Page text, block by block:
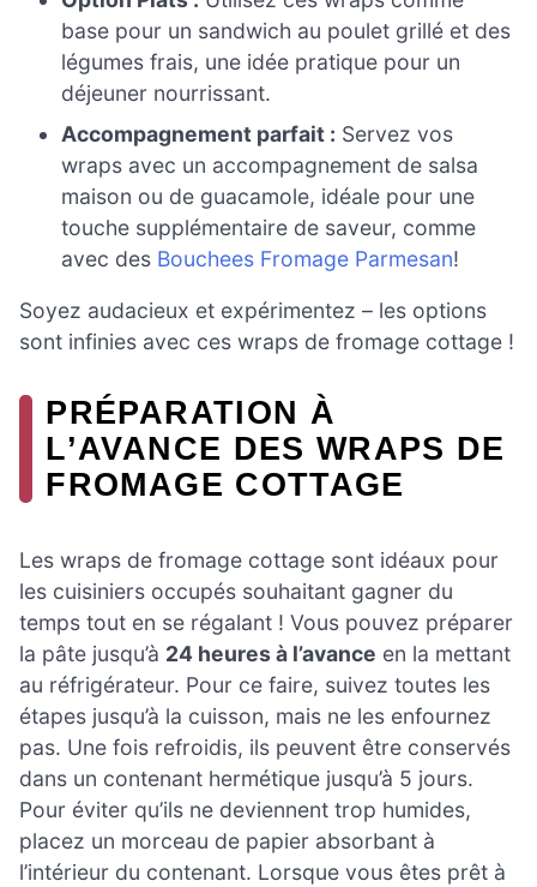
base pour un sandwich au poulet grillé et des
légumes frais, une idée pratique pour un
déjeuner nourrissant.
Accompagnement parfait : Servez vos
wraps avec un accompagnement de salsa
maison ou de guacamole, idéale pour une
touche supplémentaire de saveur, comme
avec des Bouchees Fromage Parmesan!
Soyez audacieux et expérimentez – les options
sont infinies avec ces wraps de fromage cottage !
PRÉPARATION À
L’AVANCE DES WRAPS DE
FROMAGE COTTAGE
Les wraps de fromage cottage sont idéaux pour
les cuisiniers occupés souhaitant gagner du
temps tout en se régalant ! Vous pouvez préparer
la pâte jusqu’à 24 heures à l’avance en la mettant
au réfrigérateur. Pour ce faire, suivez toutes les
étapes jusqu’à la cuisson, mais ne les enfournez
pas. Une fois refroidis, ils peuvent être conservés
dans un contenant hermétique jusqu’à 5 jours.
Pour éviter qu’ils ne deviennent trop humides,
placez un morceau de papier absorbant à
l’intérieur du contenant. Lorsque vous êtes prêt à